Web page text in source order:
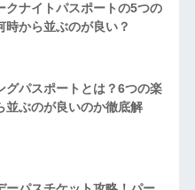
クナイトパスポートの5つの
時から並ぶのが良い？
グパスポートとは？6つの楽
並ぶのが良いのか徹底解